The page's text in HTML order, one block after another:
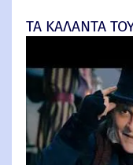
ΤΑ ΚΑΛΑΝΤΑ